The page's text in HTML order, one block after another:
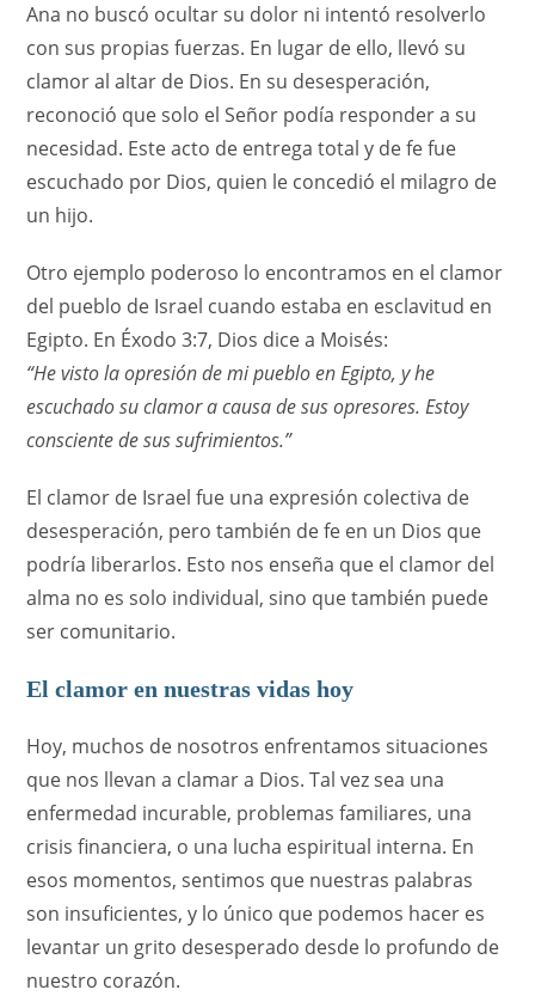
Ana no buscó ocultar su dolor ni intentó resolverlo
con sus propias fuerzas. En lugar de ello, llevó su
clamor al altar de Dios. En su desesperación,
reconoció que solo el Señor podía responder a su
necesidad. Este acto de entrega total y de fe fue
escuchado por Dios, quien le concedió el milagro de
un hijo.
Otro ejemplo poderoso lo encontramos en el clamor
del pueblo de Israel cuando estaba en esclavitud en
Egipto. En Éxodo 3:7, Dios dice a Moisés:
“He visto la opresión de mi pueblo en Egipto, y he
escuchado su clamor a causa de sus opresores. Estoy
consciente de sus sufrimientos.”
El clamor de Israel fue una expresión colectiva de
desesperación, pero también de fe en un Dios que
podría liberarlos. Esto nos enseña que el clamor del
alma no es solo individual, sino que también puede
ser comunitario.
El clamor en nuestras vidas hoy
Hoy, muchos de nosotros enfrentamos situaciones
que nos llevan a clamar a Dios. Tal vez sea una
enfermedad incurable, problemas familiares, una
crisis financiera, o una lucha espiritual interna. En
esos momentos, sentimos que nuestras palabras
son insuficientes, y lo único que podemos hacer es
levantar un grito desesperado desde lo profundo de
nuestro corazón.